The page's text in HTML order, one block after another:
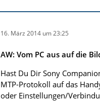
16. März 2014 um 23:25
AW: Vom PC aus auf die
Hast Du Dir Sony
MTP-Protokoll auf das
oder Einstellungen/